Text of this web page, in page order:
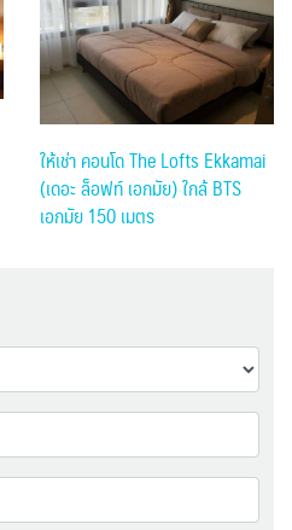
ให้เช่า คอนโด The Lofts Ekkamai
(เดอะ ล็อฟท์ เอกมัย) ใกล้ BTS
เอกมัย 150 เมตร